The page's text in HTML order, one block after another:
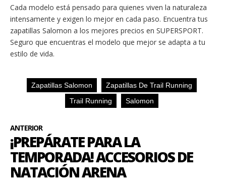
Cada modelo está pensado para quienes viven la naturaleza
intensamente y exigen lo mejor en cada paso. Encuentra tus
zapatillas Salomon a los mejores precios en SUPERSPORT.
Seguro que encuentras el modelo que mejor se adapta a tu
estilo de vida.
Zapatillas Salomon
Zapatillas De Trail Running
Trail Running
Salomon
ANTERIOR
¡PREPÁRATE PARA LA
TEMPORADA! ACCESORIOS DE
NATACIÓN ARENA